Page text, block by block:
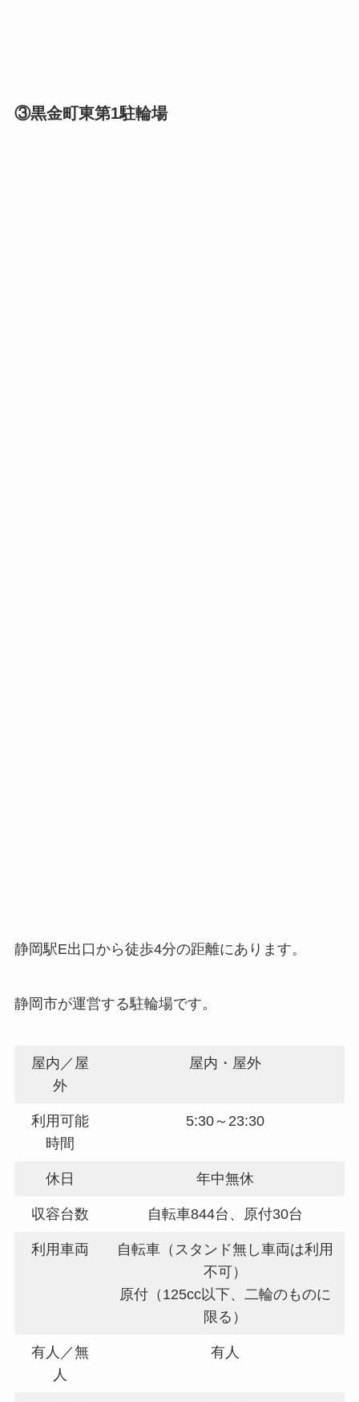
③黒金町東第1駐輪場
静岡駅E出口から徒歩4分の距離にあります。
静岡市が運営する駐輪場です。
屋内／屋
外
屋内・屋外
利用可能
時間
5:30～23:30
休日 年中無休
収容台数 自転車844台、原付30台
利用車両
自転車（スタンド無し車両は利用
不可）
原付（125cc以下、二輪のものに
限る）
有人／無
人
有人